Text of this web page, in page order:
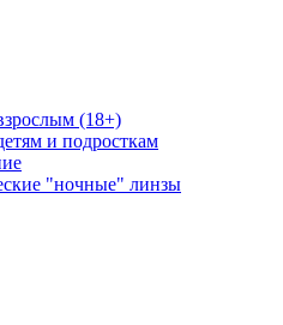
(18+)
и подросткам
"ночные" линзы